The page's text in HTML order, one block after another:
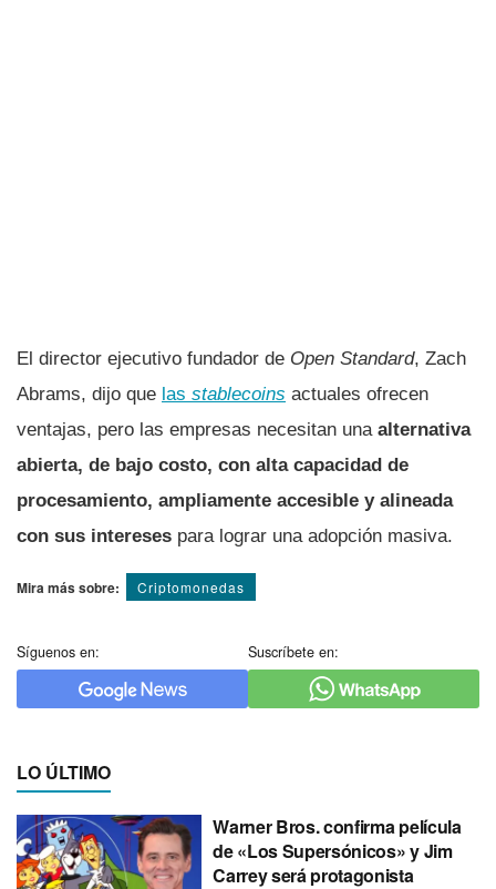
El director ejecutivo fundador de Open Standard, Zach
Abrams, dijo que las stablecoins actuales ofrecen
ventajas, pero las empresas necesitan unaalternativa
abierta, de bajo costo, con alta capacidad de
procesamiento, ampliamente accesible y alineada
con sus intereses para lograr una adopción masiva.
Mira más sobre: Criptomonedas
Síguenos en: Suscríbete en:
LO ÚLTIMO
Warner Bros. confirma película
de «Los Supersónicos» y Jim
Carrey será protagonista